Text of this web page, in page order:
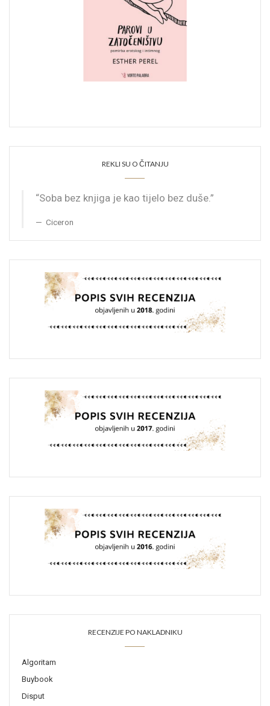
REKLI SU O ČITANJU
“Soba bez knjiga je kao tijelo bez duše.”
Ciceron
RECENZIJE PO NAKLADNIKU
Algoritam
Buybook
Disput